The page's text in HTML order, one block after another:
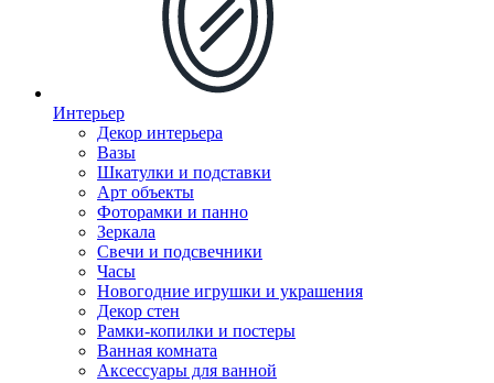
Интерьер
Декор интерьера
Вазы
Шкатулки и подставки
Арт объекты
Фоторамки и панно
Зеркала
Свечи и подсвечники
Часы
Новогодние игрушки и украшения
Декор стен
Рамки-копилки и постеры
Ванная комната
Аксессуары для ванной